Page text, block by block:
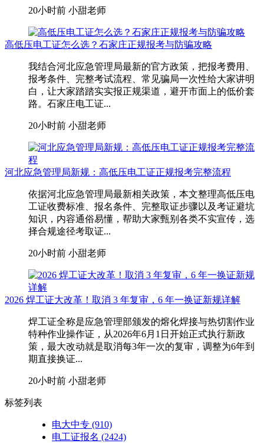
20小时前 小甜老师
高低压电工证怎么选？石家庄正规报考与防骗攻略
我结合河北应急管理局最新的官方政策，把报考费用、
报考条件、完整考试流程、常见骗局一次性给大家讲明
白，让大家踏踏实实报正规渠道，避开市面上的低价套
路。石家庄电工证...
20小时前 小甜老师
河北应急管理局新规：高低压电工证正规报考完整流程
依据河北应急管理局最新相关政策，本文整理高低压电
工证收费标准、报名条件、完整取证步骤以及考证避坑
知识，内容通俗易懂，帮助大家甄别各类不实宣传，选
择合规途径考取证...
20小时前 小甜老师
2026 焊工证大改革！取消 3 年复审，6 年一换证新规详解
焊工证全称是应急管理部颁发的熔化焊接与热切割作业
特种作业操作证，从2026年6月1日开始正式执行新政
策，最大改动就是取消每3年一次的复审，调整为6年到
期直接换证...
20小时前 小甜老师
标签列表
电大中专 (910)
电工证报名 (2424)